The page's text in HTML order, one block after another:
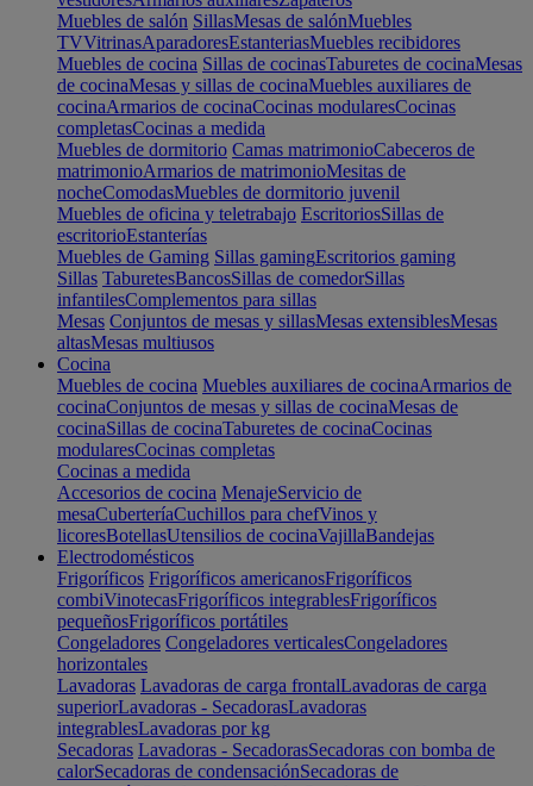
Muebles de salón SillasMesas de salónMuebles
TVVitrinasAparadoresEstanteriasMuebles recibidores
Muebles de cocina Sillas de cocinasTaburetes de cocinaMesas
de cocinaMesas y sillas de cocinaMuebles auxiliares de
cocinaArmarios de cocinaCocinas modularesCocinas
completasCocinas a medida
Muebles de dormitorio Camas matrimonioCabeceros de
matrimonioArmarios de matrimonioMesitas de
nocheComodasMuebles de dormitorio juvenil
Muebles de oficina y teletrabajo EscritoriosSillas de
escritorioEstanterías
Muebles de Gaming Sillas gamingEscritorios gaming
Sillas TaburetesBancosSillas de comedorSillas
infantilesComplementos para sillas
Mesas Conjuntos de mesas y sillasMesas extensiblesMesas
altasMesas multiusos
Cocina
Muebles de cocina Muebles auxiliares de cocinaArmarios de
cocinaConjuntos de mesas y sillas de cocinaMesas de
cocinaSillas de cocinaTaburetes de cocinaCocinas
modularesCocinas completas
Cocinas a medida
Accesorios de cocina MenajeServicio de
mesaCuberteríaCuchillos para chefVinos y
licoresBotellasUtensilios de cocinaVajillaBandejas
Electrodomésticos
Frigoríficos Frigoríficos americanosFrigoríficos
combiVinotecasFrigoríficos integrablesFrigoríficos
pequeñosFrigoríficos portátiles
Congeladores Congeladores verticalesCongeladores
horizontales
Lavadoras Lavadoras de carga frontalLavadoras de carga
superiorLavadoras - SecadorasLavadoras
integrablesLavadoras por kg
Secadoras Lavadoras - SecadorasSecadoras con bomba de
calorSecadoras de condensaciónSecadoras de